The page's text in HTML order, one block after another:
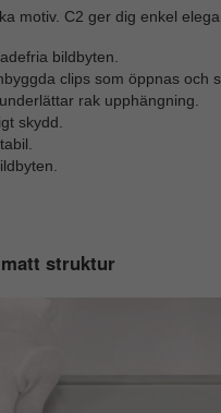
motiv. C2 ger dig enkel
bildbyten.
clips som öppnas och
rak upphängning.
skydd.
struktur